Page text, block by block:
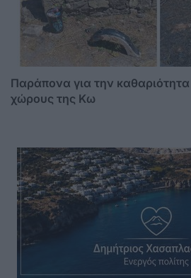
Παράπονα για την
χώρους της Κω